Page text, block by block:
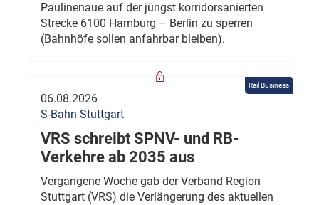
Paulinenaue auf der jüngst korridorsanierten
Strecke 6100 Hamburg – Berlin zu sperren
(Bahnhöfe sollen anfahrbar bleiben).
Rail Business
06.08.2026
S-Bahn Stuttgart
VRS schreibt SPNV- und RB-
Verkehre ab 2035 aus
Vergangene Woche gab der Verband Region
Stuttgart (VRS) die Verlängerung des aktuellen